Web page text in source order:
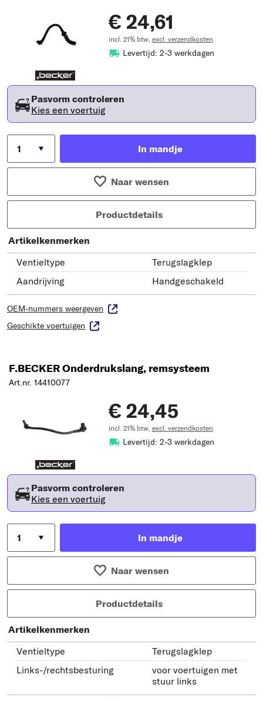
€ 24,61
incl. 21% btw, excl. verzendkosten
Levertijd: 2-3 werkdagen
Pasvorm controleren
Kies een voertuig
In mandje
Naar wensen
Productdetails
Artikelkenmerken
Ventieltype
Terugslagklep
Aandrijving
Handgeschakeld
OEM-nummers weergeven
Geschikte voertuigen
F.BECKER Onderdrukslang, remsysteem
Art.nr. 14410077
€ 24,45
incl. 21% btw, excl. verzendkosten
Levertijd: 2-3 werkdagen
Pasvorm controleren
Kies een voertuig
In mandje
Naar wensen
Productdetails
Artikelkenmerken
Ventieltype
Terugslagklep
Links-/rechtsbesturing
voor voertuigen met
stuur links